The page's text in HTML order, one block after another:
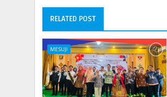
RELATED POST
MESUJI